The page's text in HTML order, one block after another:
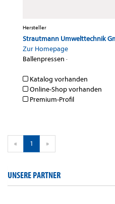
Hersteller
Strautmann Umwelttechnik
Zur Homepage
Ballenpressen ·
Katalog vorhanden
Online-Shop vorhanden
Premium-Profil
« 1 »
UNSERE PARTNER